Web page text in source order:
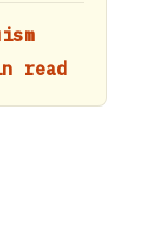
read